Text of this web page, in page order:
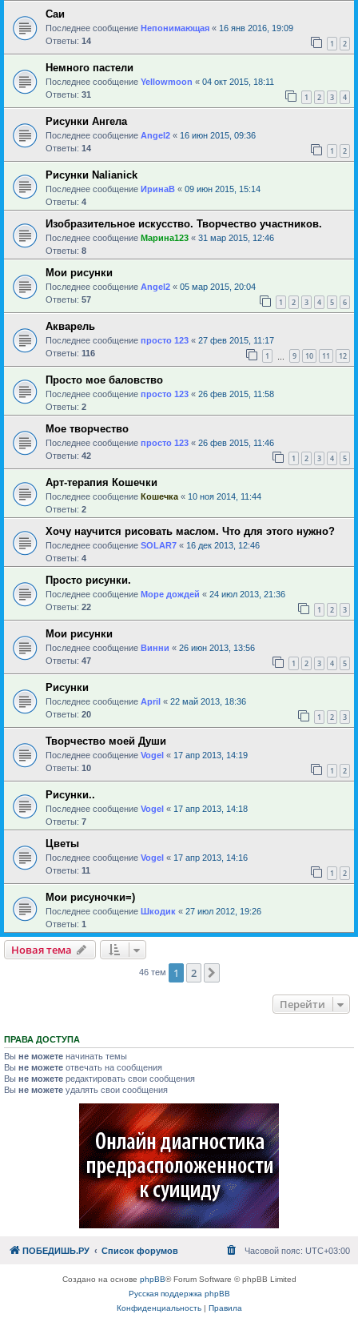
Саи
Последнее сообщение Непонимающая « 16 янв 2016, 19:09
Ответы: 14 1 2
Немного пастели
Последнее сообщение Yellowmoon « 04 окт 2015, 18:11
Ответы: 31 1 2 3 4
Рисунки Ангела
Последнее сообщение Angel2 « 16 июн 2015, 09:36
Ответы: 14 1 2
Рисунки Nalianick
Последнее сообщение ИринаВ « 09 июн 2015, 15:14
Ответы: 4
Изобразительное искусство. Творчество участников.
Последнее сообщение Марина123 « 31 мар 2015, 12:46
Ответы: 8
Мои рисунки
Последнее сообщение Angel2 « 05 мар 2015, 20:04
Ответы: 57 1 2 3 4 5 6
Акварель
Последнее сообщение просто 123 « 27 фев 2015, 11:17
Ответы: 116 1 9 10 11 12
Просто мое баловство
Последнее сообщение просто 123 « 26 фев 2015, 11:58
Ответы: 2
Мое творчество
Последнее сообщение просто 123 « 26 фев 2015, 11:46
Ответы: 42 1 2 3 4 5
Арт-терапия Кошечки
Последнее сообщение Кошечка « 10 ноя 2014, 11:44
Ответы: 2
Хочу научится рисовать маслом. Что для этого нужно?
Последнее сообщение SOLAR7 « 16 дек 2013, 12:46
Ответы: 4
Просто рисунки.
Последнее сообщение Море дождей « 24 июл 2013, 21:36
Ответы: 22 1 2 3
Мои рисунки
Последнее сообщение Винни « 26 июн 2013, 13:56
Ответы: 47 1 2 3 4 5
Рисунки
Последнее сообщение April « 22 май 2013, 18:36
Ответы: 20 1 2 3
Творчество моей Души
Последнее сообщение Vogel « 17 апр 2013, 14:19
Ответы: 10 1 2
Рисунки..
Последнее сообщение Vogel « 17 апр 2013, 14:18
Ответы: 7
Цветы
Последнее сообщение Vogel « 17 апр 2013, 14:16
Ответы: 11 1 2
Мои рисуночки=)
Последнее сообщение Шкодик « 27 июл 2012, 19:26
Ответы: 1
Новая тема
46 тем 1 2
Перейти
ПРАВА ДОСТУПА
Вы не можете начинать темы
Вы не можете отвечать на сообщения
Вы не можете редактировать свои сообщения
Вы не можете удалять свои сообщения
ПОБЕДИШЬ.РУ Список форумов Часовой пояс: UTC+03:00
Создано на основе phpBB® Forum Software © phpBB Limited
Русская поддержка phpBB
Конфиденциальность| Правила